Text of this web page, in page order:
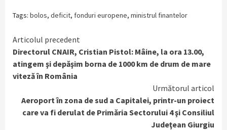
Tags: bolos, deficit, fonduri europene, ministrul finantelor
Continue
Reading
Articolul precedent
Directorul CNAIR, Cristian Pistol: Mâine, la ora 13.00,
atingem şi depăşim borna de 1000 km de drum de mare
viteză în România
Următorul articol
Aeroport în zona de sud a Capitalei, printr-un proiect
care va fi derulat de Primăria Sectorului 4 şi Consiliul
Judeţean Giurgiu